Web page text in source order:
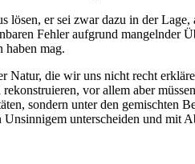
lösen, er sei zwar dazu in der
Fehler aufgrund mangelnder
haben mag.
Natur, die wir uns nicht recht
vor allem aber
sondern unter den gemischten
unterscheiden und mit